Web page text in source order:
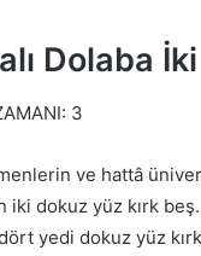
Dolaba
3
ve hattâ
iki dokuz yüz kırk
yedi dokuz yüz kırk